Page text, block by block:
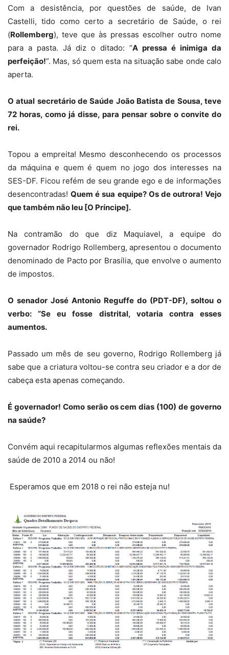
Com a desistência, por questões de saúde, de Ivan
Castelli, tido como certo a secretário de Saúde, o rei
(Rollemberg), teve que às pressas escolher outro nome
para a pasta. Já diz o ditado: “A pressa é inimiga da
perfeição!”. Mas, só quem esta na situação sabe onde calo
aperta.
O atual secretário de Saúde João Batista de Sousa, teve
72 horas, como já disse, para pensar sobre o convite do
rei.
Topou a empreita! Mesmo desconhecendo os processos
da máquina e quem é quem no jogo dos interesses na
SES-DF. Ficou refém de seu grande ego e de informações
desencontradas!Quem é sua equipe? Os de outrora! Vejo
que também não leu [O Príncipe].
Na contramão do que diz Maquiavel, a equipe do
governador Rodrigo Rollemberg, apresentou o documento
denominado de Pacto por Brasília, que envolve o aumento
de impostos.
O senador José Antonio Reguffe do (PDT-DF), soltou o
verbo: “Se eu fosse distrital, votaria contra esses
aumentos.
Passado um mês de seu governo, Rodrigo Rollemberg já
sabe que a criatura voltou-se contra seu criador e a dor de
cabeça esta apenas começando.
É governador! Como serão os cem dias (100) de governo
na saúde?
Convém aqui recapitularmos algumas reflexões mentais da
saúde de 2010 a 2014 ou não!
Esperamos que em 2018 o rei não esteja nu!